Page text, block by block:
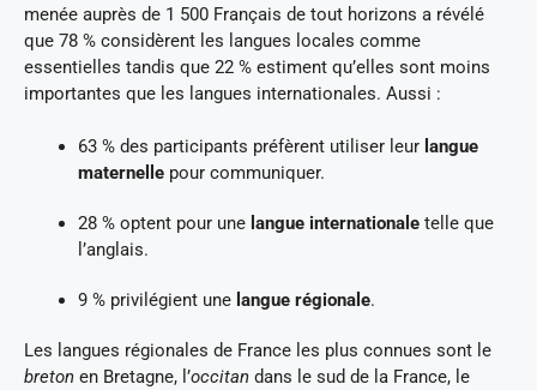
menée auprès de 1 500 Français de tout horizons a révélé
que 78 % considèrent les langues locales comme
essentielles tandis que 22 % estiment qu’elles sont moins
importantes que les langues internationales. Aussi :
63 % des participants préfèrent utiliser leur langue
maternelle pour communiquer.
28 % optent pour une langue internationale telle que
l’anglais.
9 % privilégient une langue régionale.
Les langues régionales de France les plus connues sont le
breton en Bretagne, l’occitan dans le sud de la France, le